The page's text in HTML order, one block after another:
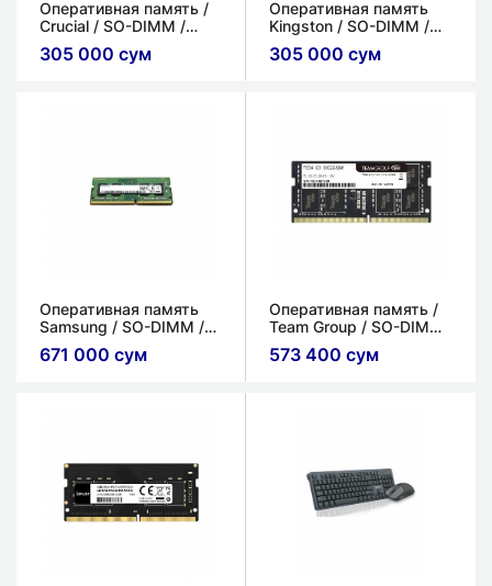
Оперативная память /
Crucial / SO-DIMM /
DDR4 / 8ГБ / 2666 МГц
305 000 сум
Оперативная память
Kingston / SO-DIMM /
DDR4 / 8ГБ / 2666МГц
305 000 сум
Оперативная память
Samsung / SO-DIMM /
DDR4 / 8ГБ / 3200МГц
671 000 сум
Оперативная память /
Team Group / SO-DIMM
/ DDR4 / 16ГБ / 3200
МГц
573 400 сум